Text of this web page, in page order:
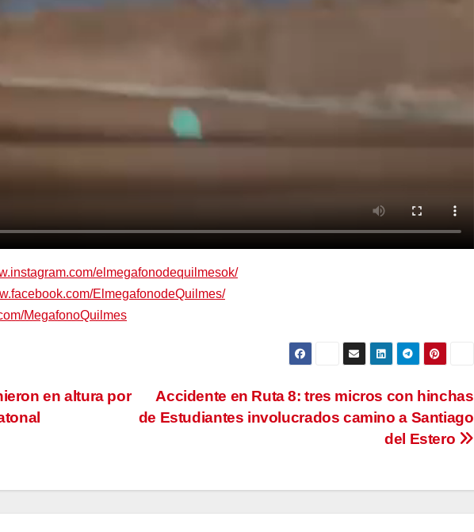
elmegafonodequilmesok/
ElmegafonodeQuilmes/
MegafonoQuilmes
Accidente en Ruta 8: tres micros con hinchas
de Estudiantes involucrados camino a Santiago
del Estero
en altura por